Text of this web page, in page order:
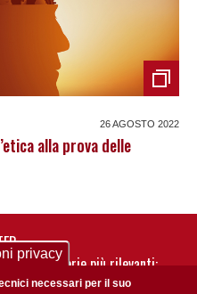
26 AGOSTO 2022
alla prova delle
nostre storie più rilevanti:
nostra newsletter
privacy
necessari per il suo